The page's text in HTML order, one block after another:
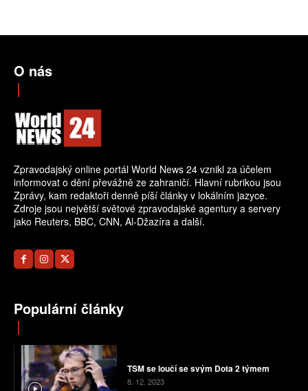
O nás
Zpravodajský online portál World News 24 vznikl za účelem
informovat o dění převážně ze zahraničí. Hlavní rubrikou jsou
Zprávy, kam redaktoři denně píší články v lokálním jazyce.
Zdroje jsou největší světové zpravodajské agentury a servery
jako Reuters, BBC, CNN, Al-Džazíra a další.
Populární články
TSM se loučí se svým Dota 2 týmem
8. 12. 2023